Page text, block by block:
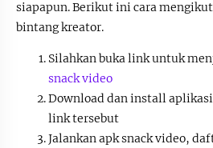
siapapun. Berikut ini cara
bintang kreator.
Silahkan buka link untuk
snack video
Download dan install
link tersebut
Jalankan apk snack video,